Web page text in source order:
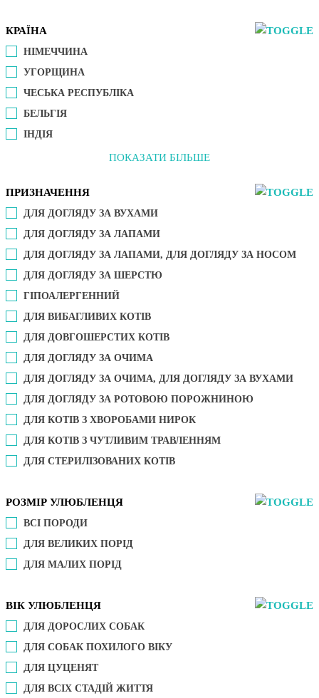
КРАЇНА
НІМЕЧЧИНА
УГОРЩИНА
ЧЕСЬКА РЕСПУБЛІКА
БЕЛЬГІЯ
ІНДІЯ
ПОКАЗАТИ БІЛЬШЕ
ПРИЗНАЧЕННЯ
ДЛЯ ДОГЛЯДУ ЗА ВУХАМИ
ДЛЯ ДОГЛЯДУ ЗА ЛАПАМИ
ДЛЯ ДОГЛЯДУ ЗА ЛАПАМИ, ДЛЯ ДОГЛЯДУ ЗА НОСОМ
ДЛЯ ДОГЛЯДУ ЗА ШЕРСТЮ
ГІПОАЛЕРГЕННИЙ
ДЛЯ ВИБАГЛИВИХ КОТІВ
ДЛЯ ДОВГОШЕРСТИХ КОТІВ
ДЛЯ ДОГЛЯДУ ЗА ОЧИМА
ДЛЯ ДОГЛЯДУ ЗА ОЧИМА, ДЛЯ ДОГЛЯДУ ЗА ВУХАМИ
ДЛЯ ДОГЛЯДУ ЗА РОТОВОЮ ПОРОЖНИНОЮ
ДЛЯ КОТІВ З ХВОРОБАМИ НИРОК
ДЛЯ КОТІВ З ЧУТЛИВИМ ТРАВЛЕННЯМ
ДЛЯ СТЕРИЛІЗОВАНИХ КОТІВ
РОЗМІР УЛЮБЛЕНЦЯ
ВСІ ПОРОДИ
ДЛЯ ВЕЛИКИХ ПОРІД
ДЛЯ МАЛИХ ПОРІД
ВІК УЛЮБЛЕНЦЯ
ДЛЯ ДОРОСЛИХ СОБАК
ДЛЯ СОБАК ПОХИЛОГО ВІКУ
ДЛЯ ЦУЦЕНЯТ
ДЛЯ ВСІХ СТАДІЙ ЖИТТЯ